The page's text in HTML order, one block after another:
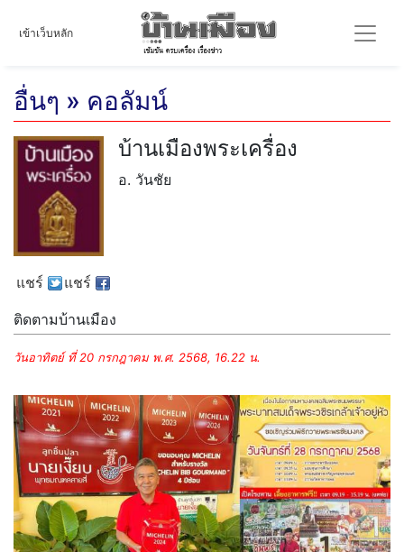
เข้าเว็บหลัก
อื่นๆ » คอลัมน์
บ้านเมืองพระเครื่อง
อ. วันชัย
แชร์ แชร์
ติดตามบ้านเมือง
วันอาทิตย์ ที่ 20 กรกฎาคม พ.ศ. 2568, 16.22 น.